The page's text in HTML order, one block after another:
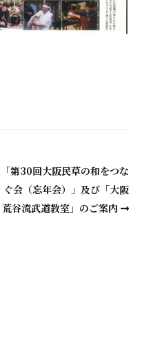
「第30回大阪民草の和をつな
ぐ会（忘年会）」及び「大阪
荒谷流武道教室」のご案内